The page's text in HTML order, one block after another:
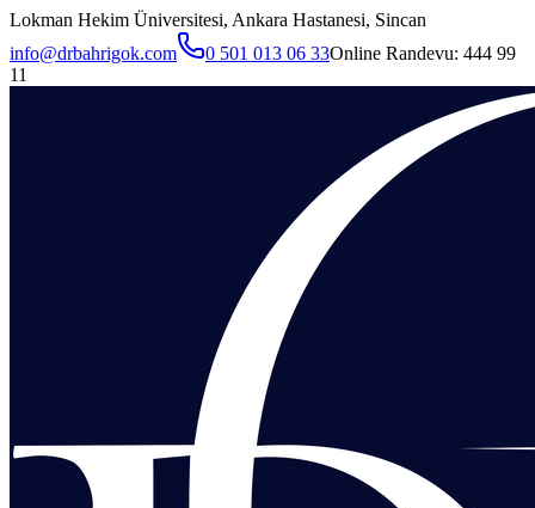
Lokman Hekim Üniversitesi, Ankara Hastanesi, Sincan
info@drbahrigok.com
0 501 013 06 33Online Randevu: 444 99
11